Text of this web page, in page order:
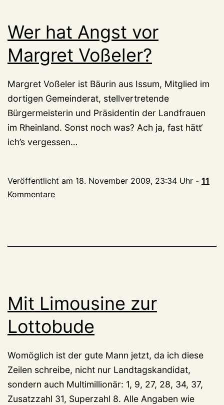
Wer hat Angst vor
Margret Voßeler?
Margret Voßeler ist Bäurin aus Issum, Mitglied im
dortigen Gemeinderat, stellvertretende
Bürgermeisterin und Präsidentin der Landfrauen
im Rheinland. Sonst noch was? Ach ja, fast hätt‘
ich’s vergessen…
Veröffentlicht am 18. November 2009, 23:34 Uhr - 11
Kommentare
Mit Limousine zur
Lottobude
Womöglich ist der gute Mann jetzt, da ich diese
Zeilen schreibe, nicht nur Landtagskandidat,
sondern auch Multimillionär: 1, 9, 27, 28, 34, 37,
Zusatzzahl 31, Superzahl 8. Alle Angaben wie